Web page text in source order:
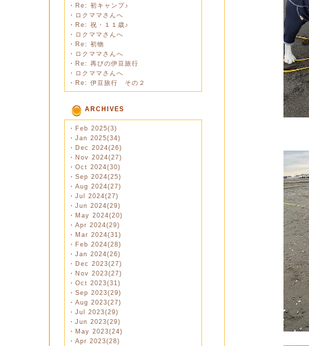
・ Re: 初キャンプ♪
・ ロクママさんへ
・ Re: 祝・１１歳♪
・ ロクママさんへ
・ Re: 初物
・ ロクママさんへ
・ Re: 再びの伊豆旅行
・ ロクママさんへ
・ Re: 伊豆旅行 その２
ARCHIVES
・ Feb 2025(3)
・ Jan 2025(34)
・ Dec 2024(26)
・ Nov 2024(27)
・ Oct 2024(30)
・ Sep 2024(25)
・ Aug 2024(27)
・ Jul 2024(27)
・ Jun 2024(29)
・ May 2024(20)
・ Apr 2024(29)
・ Mar 2024(31)
・ Feb 2024(28)
・ Jan 2024(26)
・ Dec 2023(27)
・ Nov 2023(27)
・ Oct 2023(31)
・ Sep 2023(29)
・ Aug 2023(27)
・ Jul 2023(29)
・ Jun 2023(29)
・ May 2023(24)
・ Apr 2023(28)